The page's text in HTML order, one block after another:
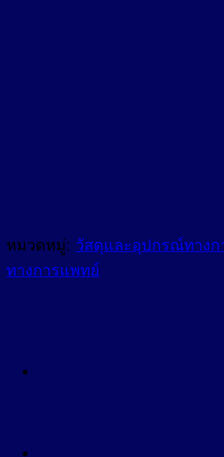
หมวดหมู่: วัสดุและอุปกรณ์ทางก
ทางการแพทย์